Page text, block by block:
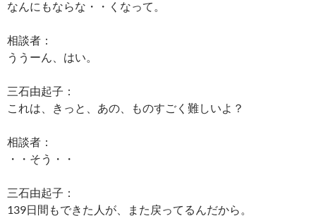
なんにもならな・・くなって。
相談者：
ううーん、はい。
三石由起子：
これは、きっと、あの、ものすごく難しいよ？
相談者：
・・そう・・
三石由起子：
139日間もできた人が、また戻ってるんだから。